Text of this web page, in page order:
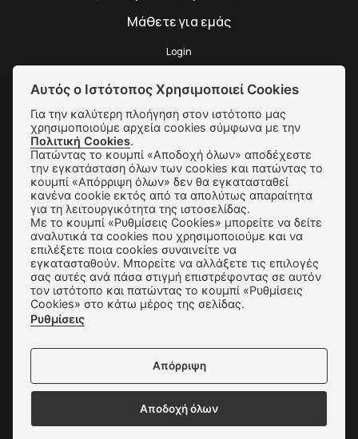
Μάθετε για εμάς
Login
SUBSCRIBE
Αποστολές & Αλλαγές
Τρόποι Παραγγελίας & Πληρωμής
Όροι Χρήσης & Ασφάλεια
Πολιτική Απορρήτου
Ρυθμίσεις Cookies
Αυτός ο Ιστότοπος Χρησιμοποιεί Cookies
Για την καλύτερη πλοήγηση στον ιστότοπο μας
χρησιμοποιούμε αρχεία cookies σύμφωνα με την
Πολιτική Cookies.
Πατώντας το κουμπί «Αποδοχή όλων» αποδέχεστε
την εγκατάσταση όλων των cookies και πατώντας το
κουμπί «Απόρριψη όλων» δεν θα εγκατασταθεί
κανένα cookie εκτός από τα απολύτως απαραίτητα
για τη λειτουργικότητα της ιστοσελίδας.
Με το κουμπί «Ρυθμίσεις Cookies» μπορείτε να δείτε
αναλυτικά τα cookies που χρησιμοποιούμε και να
επιλέξετε ποια cookies συναινείτε να
εγκατασταθούν. Μπορείτε να αλλάξετε τις επιλογές
σας αυτές ανά πάσα στιγμή επιστρέφοντας σε αυτόν
τον ιστότοπο και πατώντας το κουμπί «Ρυθμίσεις
Cookies» στο κάτω μέρος της σελίδας.
Ρυθμίσεις
Απόρριψη
Αποδοχή όλων